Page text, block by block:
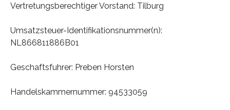
Vertretungsberechtiger Vorstand: Tilburg
Umsatzsteuer-Identifikationsnummer(n):
NL866811886B01
Geschaftsfuhrer: Preben Horsten
Handelskammernummer: 94533059